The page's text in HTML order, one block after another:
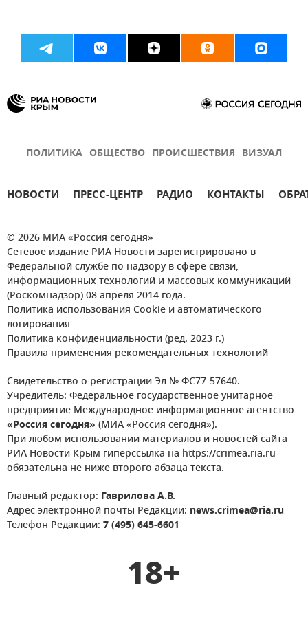
ПОЛИТИКА ОБЩЕСТВО ПРОИСШЕСТВИЯ ВИЗУАЛ
НОВОСТИ ПРЕСС-ЦЕНТР РАДИО КОНТАКТЫ
© 2026 МИА «Россия сегодня»
Сетевое издание РИА Новости зарегистрировано в
Федеральной службе по надзору в сфере связи,
информационных технологий и массовых коммуникаций
(Роскомнадзор) 08 апреля 2014 года.
Политика использования Cookie и автоматического
логирования
Политика конфиденциальности (ред. 2023 г.)
Правила применения рекомендательных технологий
Свидетельство о регистрации Эл № ФС77-57640.
Учредитель: Федеральное государственное унитарное
предприятие Международное информационное агентство
«Россия сегодня» (МИА «Россия сегодня»).
При любом использовании материалов и новостей сайта
РИА Новости Крым гиперссылка на https://crimea.ria.ru
обязательна не ниже второго абзаца текста.
Главный редактор: Гаврилова А.В.
Адрес электронной почты Редакции: news.crimea@ria.ru
Телефон Редакции: 7 (495) 645-6601
18+